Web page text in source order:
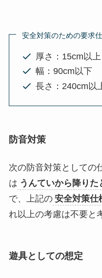
安全対策のための要求
厚さ：15cm以上
幅：90cm以下
長さ：240cm以
防音対策
次の防音対策としての
は うんていから降り
で、上記の 安全対策仕
れ以上の考慮は不要と
遊具としての想定